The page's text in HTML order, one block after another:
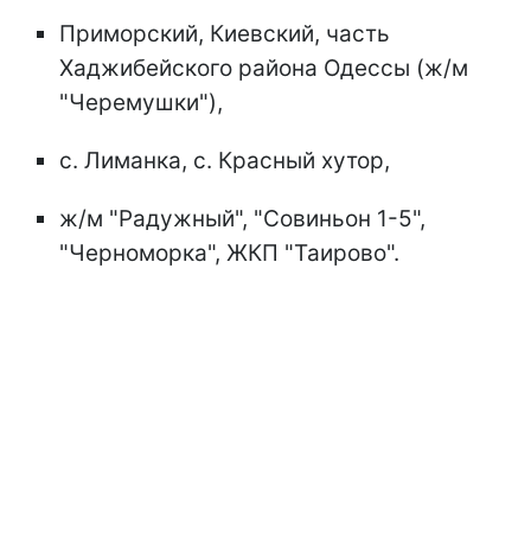
Приморский, Киевский, часть
Хаджибейского района Одессы (ж/м
"Черемушки"),
с. Лиманка, с. Красный хутор,
ж/м "Радужный", "Совиньон 1-5",
"Черноморка", ЖКП "Таирово".